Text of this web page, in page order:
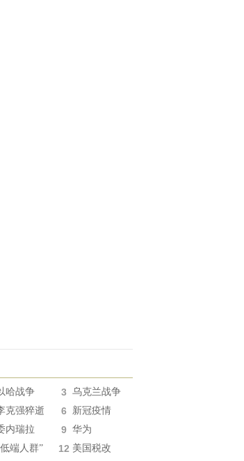
哈战争 3 乌克兰战争
克强猝逝 6 新冠疫情
内瑞拉 9 华为
端人群” 12 美国税改